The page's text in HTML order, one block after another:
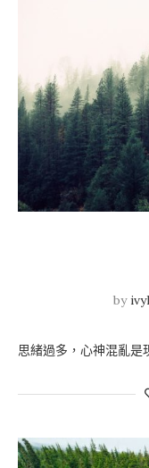
by
思緒過多，心神混亂